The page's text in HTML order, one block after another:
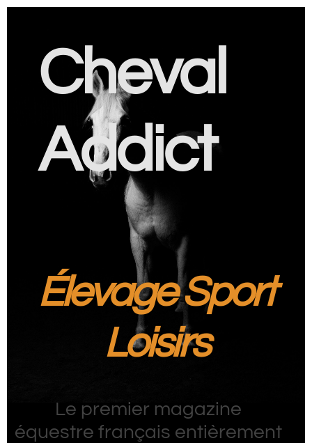
Cheval
Addict
Élevage Sport
Loisirs
Le premier magazine
équestre français entièrement